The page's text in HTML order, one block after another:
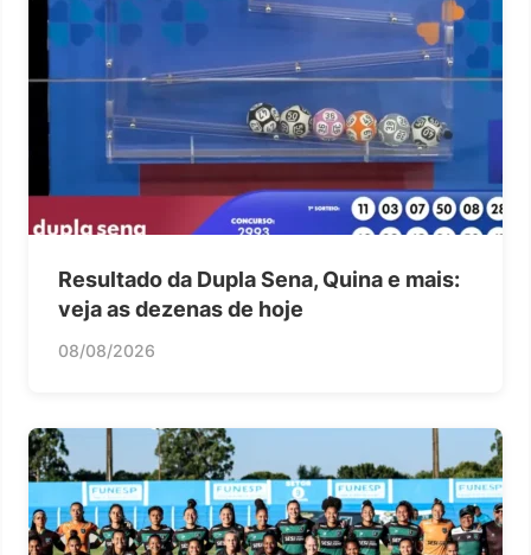
Resultado da Dupla Sena, Quina e mais:
veja as dezenas de hoje
08/08/2026